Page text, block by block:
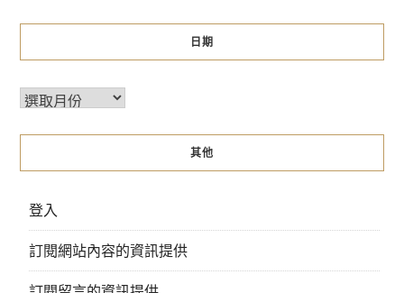
日期
其他
登入
訂閱網站內容的資訊提供